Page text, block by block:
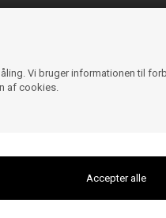
Vi bruger informationen til
af cookies.